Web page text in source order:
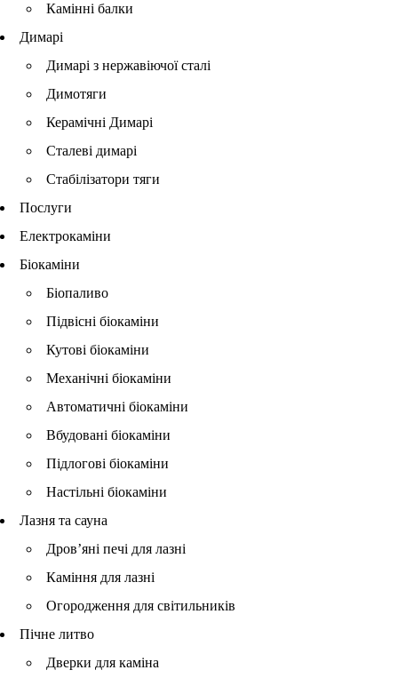
Камінні балки
Димарі
Димарі з нержавіючої сталі
Димотяги
Керамічні Димарі
Сталеві димарі
Стабілізатори тяги
Послуги
Електрокаміни
Біокаміни
Біопаливо
Підвісні біокаміни
Кутові біокаміни
Механічні біокаміни
Автоматичні біокаміни
Вбудовані біокаміни
Підлогові біокаміни
Настільні біокаміни
Лазня та сауна
Дров’яні печі для лазні
Каміння для лазні
Огородження для світильників
Пічне литво
Дверки для каміна